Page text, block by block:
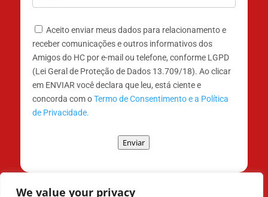
We value your privacy
Aceito enviar meus dados para relacionamento e
receber comunicações e outros informativos dos
Amigos do HC por e-mail ou telefone, conforme LGPD
(Lei Geral de Proteção de Dados 13.709/18). Ao clicar
em ENVIAR você declara que leu, está ciente e
concorda com oTermo de Consentimento e a Política
de Privacidade.
Enviar